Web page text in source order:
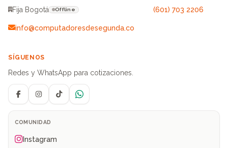
Fija Bogotá
Offline (601) 703 2206
info@computadoresdesegunda.co
SÍGUENOS
Redes y WhatsApp para cotizaciones.
FacebookInstagramTikTokWhatsApp
COMUNIDAD
Instagram